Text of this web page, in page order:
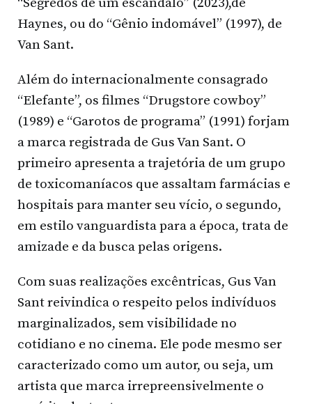
Haynes, ou do “Gênio indomável” (1997), de
Van Sant.
Além do internacionalmente consagrado
“Elefante”, os filmes “Drugstore cowboy”
(1989) e “Garotos de programa” (1991) forjam
a marca registrada de Gus Van Sant. O
primeiro apresenta a trajetória de um grupo
de toxicomaníacos que assaltam farmácias e
hospitais para manter seu vício, o segundo,
em estilo vanguardista para a época, trata de
amizade e da busca pelas origens.
Com suas realizações excêntricas, Gus Van
Sant reivindica o respeito pelos indivíduos
marginalizados, sem visibilidade no
cotidiano e no cinema. Ele pode mesmo ser
caracterizado como um autor, ou seja, um
artista que marca irrepreensivelmente o